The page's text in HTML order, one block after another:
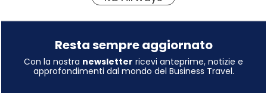
Resta sempre aggiornato
Con la nostra newsletter ricevi anteprime, notizie e
approfondimenti dal mondo del Business Travel.